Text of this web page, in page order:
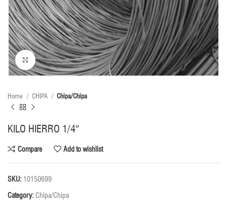
Click to enlarge
Home CHIPA Chipa/Chipa
KILO HIERRO 1/4″
Compare Add to wishlist
SKU: 10150699
Category: Chipa/Chipa